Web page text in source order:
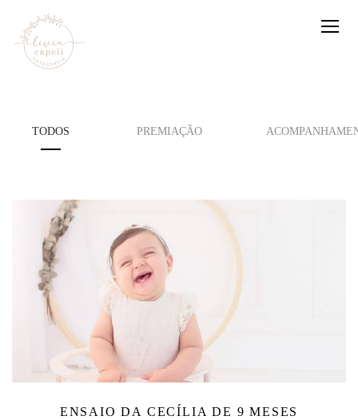
TODOS PREMIAÇÃO
ENSAIO DA CECÍLIA DE 9 MESES